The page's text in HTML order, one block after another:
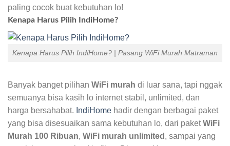
paling cocok buat kebutuhan lo!
Kenapa Harus Pilih IndiHome?
Kenapa Harus Pilih IndiHome? | Pasang WiFi Murah Matraman
Banyak banget pilihan WiFi murah di luar sana, tapi nggak
semuanya bisa kasih lo internet stabil, unlimited, dan
harga bersahabat. IndiHome hadir dengan berbagai paket
yang bisa disesuaikan sama kebutuhan lo, dari paketWiFi
Murah 100 Ribuan, WiFi murah unlimited , sampai yang